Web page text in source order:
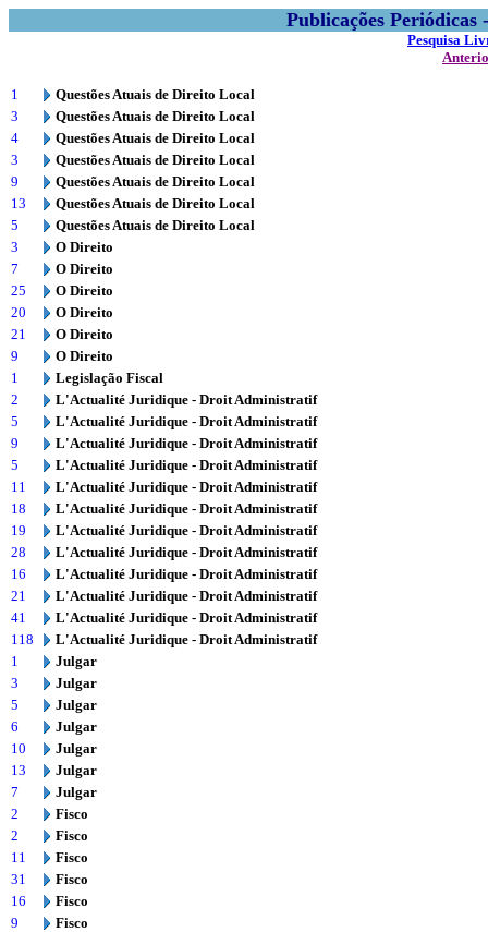
Publicações
Pesquisa
1
Questões Atuais de Direito Local
3
Questões Atuais de Direito Local
4
Questões Atuais de Direito Local
3
Questões Atuais de Direito Local
9
Questões Atuais de Direito Local
13
Questões Atuais de Direito Local
5
Questões Atuais de Direito Local
3
O Direito
7
O Direito
25
O Direito
20
O Direito
21
O Direito
9
O Direito
1
Legislação Fiscal
2
L'Actualité Juridique - Droit Administratif
5
L'Actualité Juridique - Droit Administratif
9
L'Actualité Juridique - Droit Administratif
5
L'Actualité Juridique - Droit Administratif
11
L'Actualité Juridique - Droit Administratif
18
L'Actualité Juridique - Droit Administratif
19
L'Actualité Juridique - Droit Administratif
28
L'Actualité Juridique - Droit Administratif
16
L'Actualité Juridique - Droit Administratif
21
L'Actualité Juridique - Droit Administratif
41
L'Actualité Juridique - Droit Administratif
118
L'Actualité Juridique - Droit Administratif
1
Julgar
3
Julgar
5
Julgar
6
Julgar
10
Julgar
13
Julgar
7
Julgar
2
Fisco
2
Fisco
11
Fisco
31
Fisco
16
Fisco
9
Fisco